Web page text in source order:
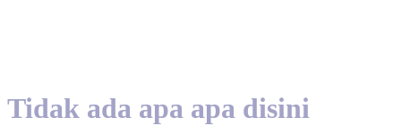
Tidak ada apa apa disini